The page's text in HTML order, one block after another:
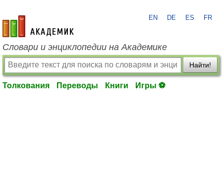
academic.ru
EN DE ES FR
Словари и энциклопедии на Академике
Найти!
Толкования Переводы Книги Игры ⚽